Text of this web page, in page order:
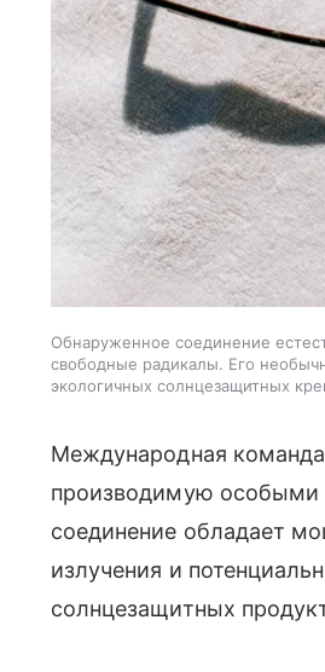
Обнаруженное соединение
свободные радикалы. Его
экологичных солнцезащитных
Международная
производимую особыми
соединение обладает
излучения и
солнцезащитных